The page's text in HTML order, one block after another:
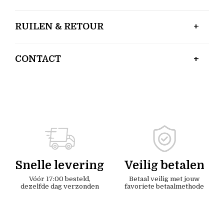
RUILEN & RETOUR
CONTACT
Snelle levering
Vóór 17:00 besteld,
dezelfde dag verzonden
Veilig betalen
Betaal veilig met jouw
favoriete betaalmethode